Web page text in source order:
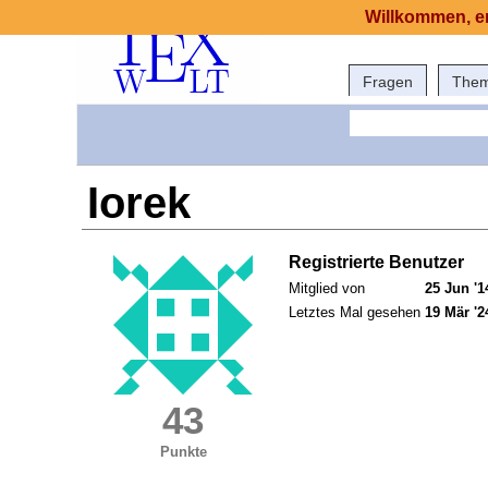
Fragen
Iorek
43
Punkte
Registrierte Benutzer
Mitglied von
25 Jun
Letztes Mal gesehen 19 Mär
Willkommen,